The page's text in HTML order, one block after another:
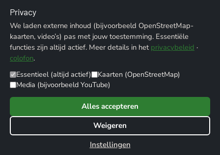
Over ons Contact Colofon
Privacy
© 2026 ALPENTREFF · POWERED BY
Privacy
We laden externe inhoud (bijvoorbeeld OpenStreetMap-
kaarten, video’s) pas met jouw toestemming. Essentiële
functies zijn altijd actief. Meer details in het privacybeleid ·
colofon.
Essentieel (altijd actief)
Kaarten (OpenStreetMap)
Media (bijvoorbeeld YouTube)
Alles accepteren
Weigeren
Instellingen
Verkäufen. Über mit „Werbung" gekennzeichnete Links erhalte ich ggf. eine